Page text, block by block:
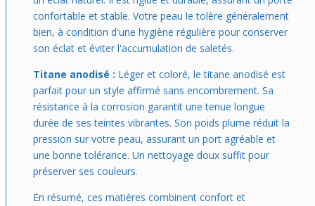
confortable et stable. Votre peau le tolère généralement
bien, à condition d'une hygiène régulière pour conserver
son éclat et éviter l'accumulation de saletés.
Titane anodisé : Léger et coloré, le titane anodisé est
parfait pour un style affirmé sans encombrement. Sa
résistance à la corrosion garantit une tenue longue
durée de ses teintes vibrantes. Son poids plume réduit la
pression sur votre peau, assurant un port agréable et
une bonne tolérance. Un nettoyage doux suffit pour
préserver ses couleurs.
En résumé, ces matières combinent confort et